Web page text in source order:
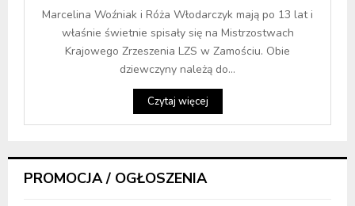
Marcelina Woźniak i Róża Włodarczyk mają po 13 lat i
właśnie świetnie spisały się na Mistrzostwach
Krajowego Zrzeszenia LZS w Zamościu. Obie
dziewczyny należą do...
Czytaj więcej
PROMOCJA / OGŁOSZENIA